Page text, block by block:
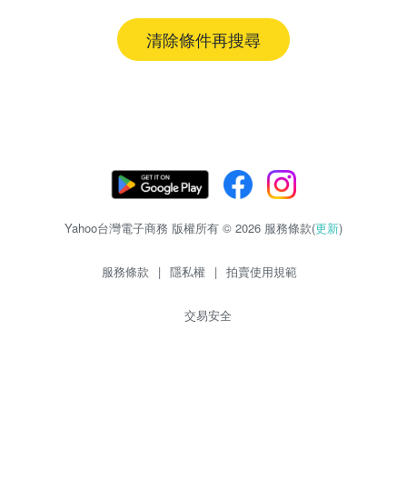
清除條件再搜尋
Yahoo台灣電子商務 版權所有 © 2026 服務條款(更新)
服務條款 | 隱私權 | 拍賣使用規範
交易安全